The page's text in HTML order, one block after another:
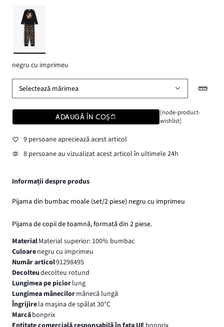
negru cu imprimeu
Selectează mărimea
ADAUGĂ ÎN COȘ
[node-product-
wishlist]
9 persoane apreciează acest articol
8 persoane au vizualizat acest articol în ultimele 24h
Informații despre produs
Pijama din bumbac moale (set/2 piese) negru cu imprimeu
Pijama de copii de toamnă, formată din 2 piese.
MaterialMaterial superior: 100% bumbac
Culoarenegru cu imprimeu
Număr articol91298495
Decolteudecolteu rotund
Lungimea pe piciorlung
Lungimea mânecilormânecă lungă
Îngrijirela maşina de spălat 30°C
Marcăbonprix